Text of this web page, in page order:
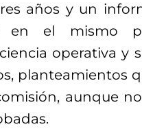
años y un
en el mismo
operativa y
planteamientos
aunque